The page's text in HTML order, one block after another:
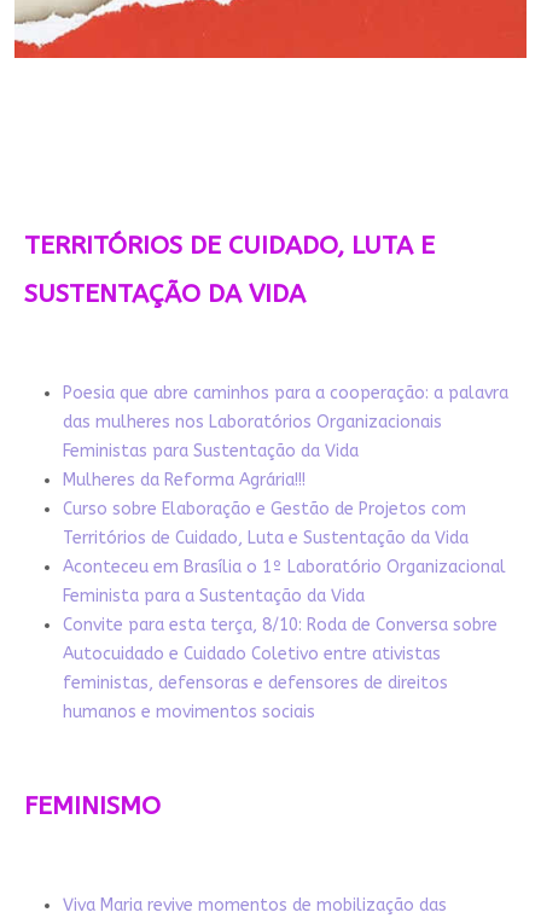
TERRITÓRIOS DE CUIDADO, LUTA E
SUSTENTAÇÃO DA VIDA
Poesia que abre caminhos para a cooperação: a palavra
das mulheres nos Laboratórios Organizacionais
Feministas para Sustentação da Vida
Mulheres da Reforma Agrária!!!
Curso sobre Elaboração e Gestão de Projetos com
Territórios de Cuidado, Luta e Sustentação da Vida
Aconteceu em Brasília o 1º Laboratório Organizacional
Feminista para a Sustentação da Vida
Convite para esta terça, 8/10: Roda de Conversa sobre
Autocuidado e Cuidado Coletivo entre ativistas
feministas, defensoras e defensores de direitos
humanos e movimentos sociais
FEMINISMO
Viva Maria revive momentos de mobilização das